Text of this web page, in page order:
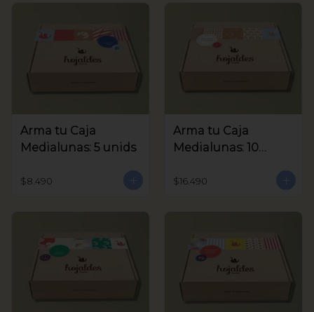
Arma tu Caja
Medialunas: 5 unids
$8.490
Arma tu Caja
Medialunas: 10
$16.490